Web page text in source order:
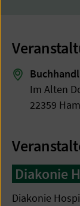
Im Alten
22359
Diakonie
Diakonie